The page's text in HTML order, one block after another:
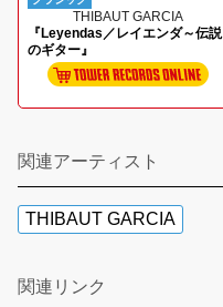
THIBAUT GARCIA
『Leyendas／レイエンダ～伝説
のギター』
関連アーティスト
THIBAUT GARCIA
関連リンク